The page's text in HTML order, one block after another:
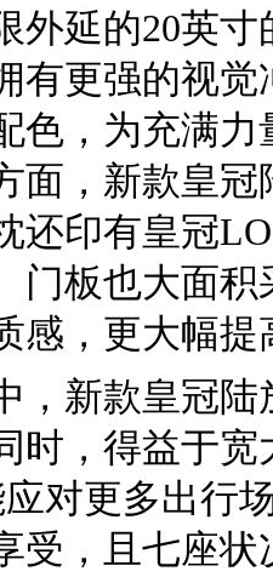
外延的20英
有更强的视
色，为充满
面，新款皇
还印有皇冠
门板也大面
感，更大幅
，新款皇冠
时，得益于
对更多出行
受，且七座